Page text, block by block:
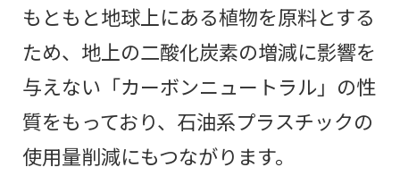
もともと地球上にある植物を原料とする
ため、地上の二酸化炭素の増減に影響を
与えない「カーボンニュートラル」の性
質をもっており、石油系プラスチックの
使用量削減にもつながります。